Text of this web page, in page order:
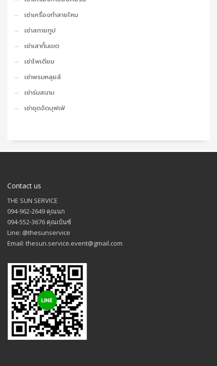
เช่าเครื่องทำสายไหม
เช่าสกายทูป
เช่าเสากั้นเขต
เช่าโพเดียม
เช่าพรมหลุยส์
เช่าร่มสนาม
เช่าชุดจัดบุฟเฟ่
Contact us
THE SUN SERVICE
094-962-2649 คุณนก
094-552-3676 คุณเบ้นซ์
Line: @thesunservice
Email: thesun.service.event@gmail.com